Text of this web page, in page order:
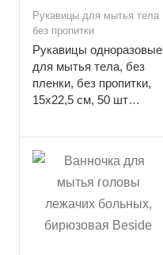
Рукавицы для мытья тела
без пропитки
Рукавицы одноразовые
для мытья тела, без
пленки, без пропитки,
15х22,5 см, 50 шт